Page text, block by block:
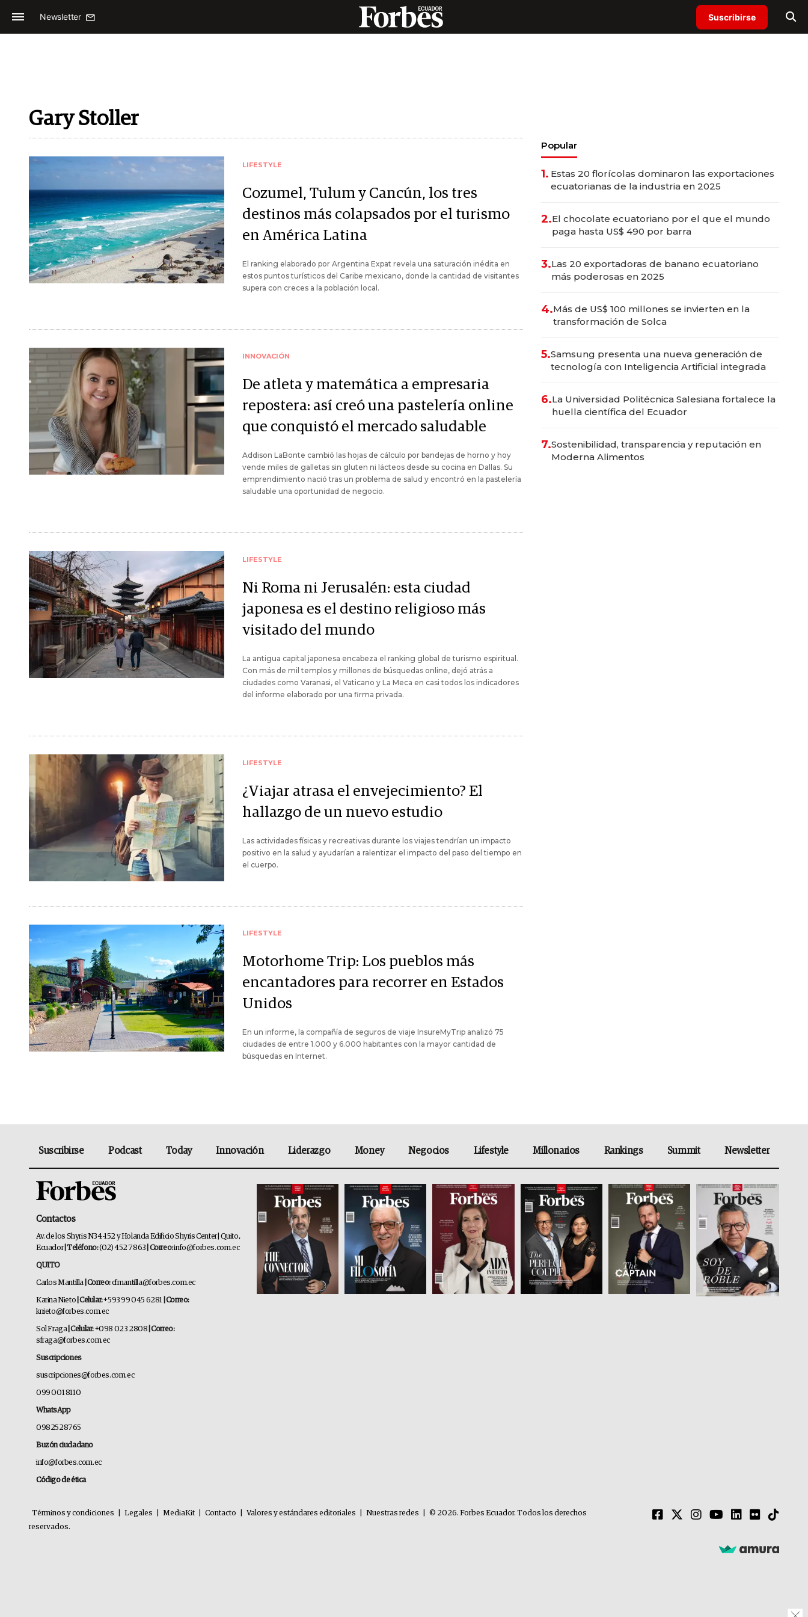
Newsletter Suscribirse
Gary Stoller
LIFESTYLE
Cozumel, Tulum y Cancún, los tres
destinos más colapsados por el turismo
en América Latina
El ranking elaborado por Argentina Expat revela una saturación inédita en
estos puntos turísticos del Caribe mexicano, donde la cantidad de visitantes
supera con creces a la población local.
INNOVACIÓN
De atleta y matemática a empresaria
repostera: así creó una pastelería online
que conquistó el mercado saludable
Addison LaBonte cambió las hojas de cálculo por bandejas de horno y hoy
vende miles de galletas sin gluten ni lácteos desde su cocina en Dallas. Su
emprendimiento nació tras un problema de salud y encontró en la pastelería
saludable una oportunidad de negocio.
LIFESTYLE
Ni Roma ni Jerusalén: esta ciudad
japonesa es el destino religioso más
visitado del mundo
La antigua capital japonesa encabeza el ranking global de turismo espiritual.
Con más de mil templos y millones de búsquedas online, dejó atrás a
ciudades como Varanasi, el Vaticano y La Meca en casi todos los indicadores
del informe elaborado por una firma privada.
LIFESTYLE
¿Viajar atrasa el envejecimiento? El
hallazgo de un nuevo estudio
Las actividades físicas y recreativas durante los viajes tendrían un impacto
positivo en la salud y ayudarían a ralentizar el impacto del paso del tiempo en
el cuerpo.
LIFESTYLE
Motorhome Trip: Los pueblos más
encantadores para recorrer en Estados
Unidos
En un informe, la compañía de seguros de viaje InsureMyTrip analizó 75
ciudades de entre 1.000 y 6.000 habitantes con la mayor cantidad de
búsquedas en Internet.
Popular
1. Estas 20 florícolas dominaron las exportaciones
ecuatorianas de la industria en 2025
2.El chocolate ecuatoriano por el que el mundo
paga hasta US$ 490 por barra
3.Las 20 exportadoras de banano ecuatoriano
más poderosas en 2025
4.Más de US$ 100 millones se invierten en la
transformación de Solca
5.Samsung presenta una nueva generación de
tecnología con Inteligencia Artificial integrada
6.La Universidad Politécnica Salesiana fortalece la
huella científica del Ecuador
7.Sostenibilidad, transparencia y reputación en
Moderna Alimentos
Suscribirse Podcast Today Innovación Liderazgo Money Negocios Lifestyle Millonarios Rankings Summit Newsletter
Contactos
Av. de los Shyris N34-152 y Holanda Edificio Shyris Center | Quito,
Ecuador | Teléfono:(02) 452 7863 | Correo:info@forbes.com.ec
QUITO
Carlos Mantilla | Correo:cfmantilla@forbes.com.ec
Karina Nieto | Celular:+593 99 045 6281 | Correo:
knieto@forbes.com.ec
Sol Fraga| Celular:+098 023 2808 | Correo:
sfraga@forbes.com.ec
Suscripciones
suscripciones@forbes.com.ec
099 001 8110
WhatsApp
0982528765
Buzón ciudadano
info@forbes.com.ec
Código de ética
Términos y condiciones Legales MediaKit Contacto Valores y estándares editoriales Nuestras redes
© 2026. Forbes Ecuador. Todos los derechos
reservados.